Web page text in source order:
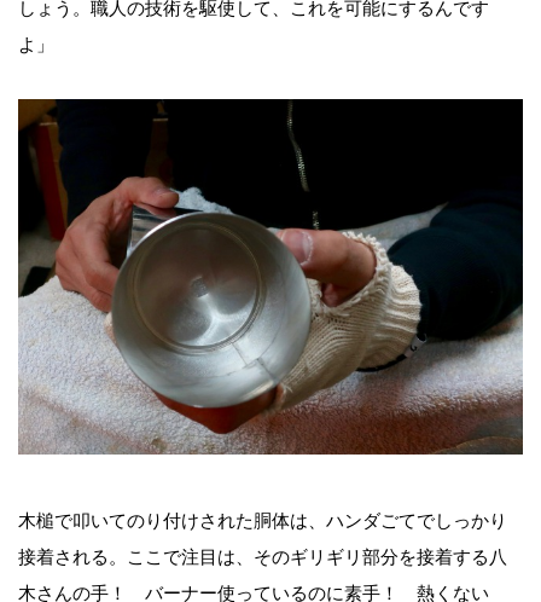
しょう。職人の技術を駆使して、これを可能にするんです
よ」
木槌で叩いてのり付けされた胴体は、ハンダごてでしっかり
接着される。ここで注目は、そのギリギリ部分を接着する八
木さんの手！ バーナー使っているのに素手！ 熱くない